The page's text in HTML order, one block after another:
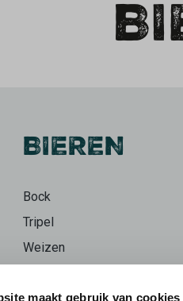
maakt gebruik van cookies
BIEREN
Bock
Tripel
Weizen